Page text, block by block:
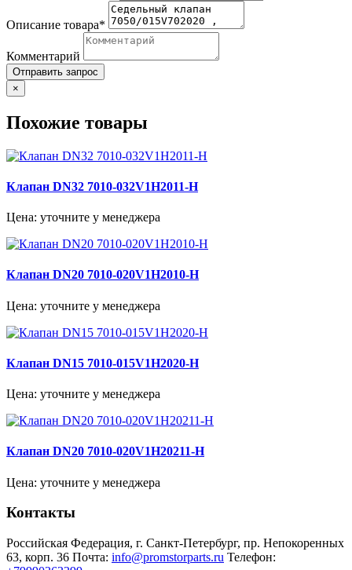
Описание товара*
Комментарий
Отправить запрос
×
Похожие товары
Клапан DN32 7010-032V1H2011-H
Цена: уточните у менеджера
Клапан DN20 7010-020V1H2010-H
Цена: уточните у менеджера
Клапан DN15 7010-015V1H2020-H
Цена: уточните у менеджера
Клапан DN20 7010-020V1H20211-H
Цена: уточните у менеджера
Контакты
Российская Федерация, г. Санкт-Петербург, пр. Непокоренных
63, корп. 36 Почта: info@promstorparts.ru Телефон: